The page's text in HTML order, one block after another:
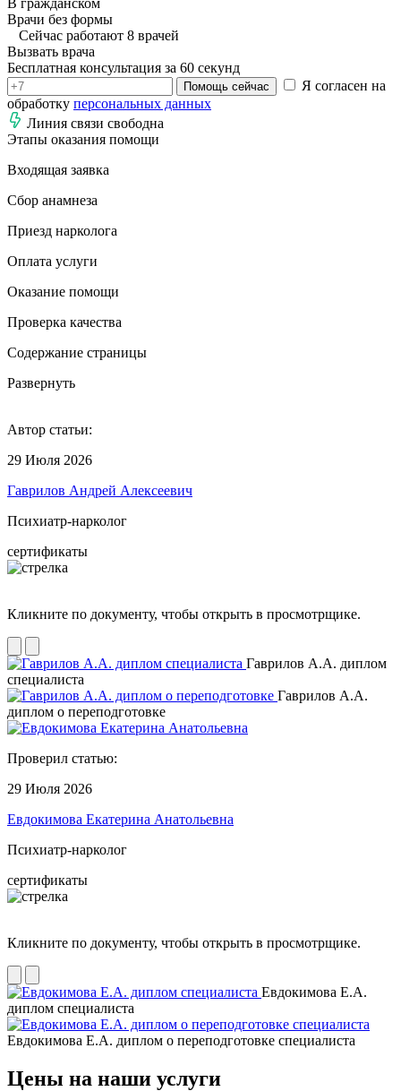
Врачи без формы
Сейчас работают 8 врачей
Вызвать врача
Бесплатная консультация за 60 секунд
Помощь сейчас
Я согласен на
обработку персональных данных
Линия связи свободна
Этапы оказания помощи
Входящая заявка
Сбор анамнеза
Приезд нарколога
Оплата услуги
Оказание помощи
Проверка качества
Содержание страницы
Развернуть
Автор статьи:
29 Июля 2026
Гаврилов Андрей Алексеевич
Психиатр-нарколог
сертификаты
Кликните по документу, чтобы открыть в просмотрщике.
Гаврилов А.А. диплом
специалиста
Гаврилов А.А.
диплом о переподготовке
Проверил статью:
29 Июля 2026
Евдокимова Екатерина Анатольевна
Психиатр-нарколог
сертификаты
Кликните по документу, чтобы открыть в просмотрщике.
Евдокимова Е.А.
диплом специалиста
Евдокимова Е.А. диплом о переподготовке специалиста
Цены на наши услуги